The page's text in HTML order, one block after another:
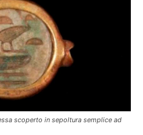
scoperto in sepoltura semplice ad